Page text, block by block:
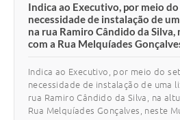
Indica ao Executivo, por meio
necessidade de instalação de
na rua Ramiro Cândido da
com a Rua Melquíades
Indica ao Executivo, por meio do
necessidade de instalação de uma
rua Ramiro Cândido da Silva, na
Rua Melquíades Gonçalves, neste